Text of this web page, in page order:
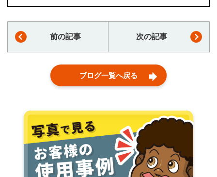
前の記事 次の記事
ブログ一覧へ戻る